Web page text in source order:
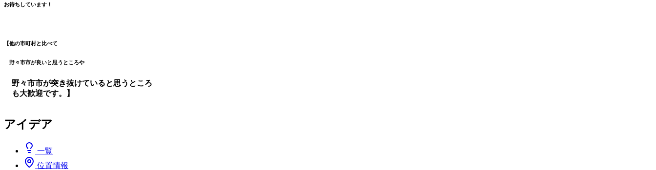
お待ちしています！
【他の市町村と比べて
野々市市が良いと思うところや
野々市市が突き抜けていると思うところ
も大歓迎です。】
アイデア
一覧
位置情報